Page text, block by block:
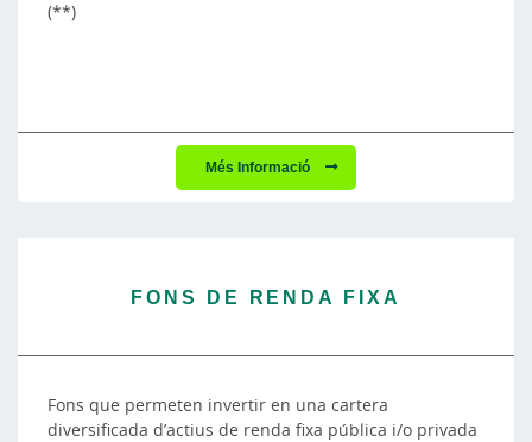
(**)
Més Informació
FONS DE RENDA FIXA
Fons que permeten invertir en una cartera
diversificada d’actius de renda fixa pública i/o privada